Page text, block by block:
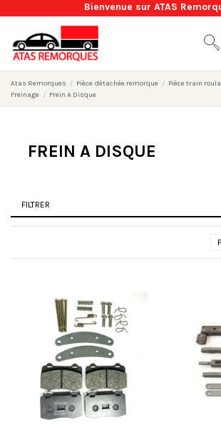
Bienvenue sur ATAS
Atas Remorques Pièce détachée remorque
Pièce train
Freinage
Frein A Disque
FREIN A DISQUE
FILTRER